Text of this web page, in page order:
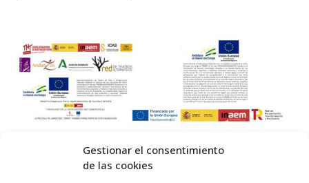
Gestionar el consentimiento
de las cookies